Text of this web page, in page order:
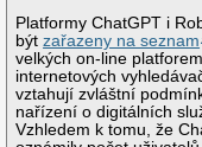
Platformy ChatGPT i
býtzařazeny na seznam
velkých on-line
internetových
vztahují zvláštní
nařízení o digitálních
Vzhledem k tomu, že